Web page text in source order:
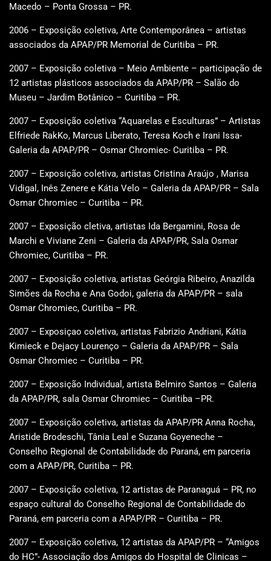
Macedo – Ponta Grossa – PR.
2006 – Exposição coletiva, Arte Contemporânea – artistas
associados da APAP/PR Memorial de Curitiba – PR.
2007 – Exposição coletiva – Meio Ambiente – participação de
12 artistas plásticos associados da APAP/PR – Salão do
Museu – Jardim Botânico – Curitiba – PR.
2007 – Exposição coletiva “Aquarelas e Esculturas” – Artistas
Elfriede RakKo, Marcus Liberato, Teresa Koch e Irani Issa-
Galeria da APAP/PR – Osmar Chromiec- Curitiba – PR.
2007 – Exposição coletiva, artistas Cristina Araújo , Marisa
Vidigal, Inês Zenere e Kátia Velo – Galeria da APAP/PR – Sala
Osmar Chromiec – Curitiba – PR.
2007 – Exposição cletiva, artistas Ida Bergamini, Rosa de
Marchi e Viviane Zeni – Galeria da APAP/PR, Sala Osmar
Chromiec, Curitiba – PR.
2007 – Exposição coletiva, artistas Geórgia Ribeiro, Anazilda
Simões da Rocha e Ana Godoi, galeria da APAP/PR – sala
Osmar Chromiec, Curitiba – PR.
2007 – Exposiçao coletiva, artistas Fabrizio Andriani, Kátia
Kimieck e Dejacy Lourenço – Galeria da APAP/PR – Sala
Osmar Chromiec – Curitiba – PR.
2007 – Exposição Individual, artista Belmiro Santos – Galeria
da APAP/PR, sala Osmar Chromiec – Curitiba –PR.
2007 – Exposição coletiva, artistas da APAP/PR Anna Rocha,
Aristide Brodeschi, Tânia Leal e Suzana Goyeneche –
Conselho Regional de Contabilidade do Paraná, em parceria
com a APAP/PR, Curitiba – PR.
2007 – Exposição coletiva, 12 artistas de Paranaguá – PR, no
espaço cultural do Conselho Regional de Contabilidade do
Paraná, em parceria com a APAP/PR – Curitiba – PR.
2007 – Exposição coletiva, 12 artistas da APAP/PR – “Amigos
do HC”- Associação dos Amigos do Hospital de Clinicas –